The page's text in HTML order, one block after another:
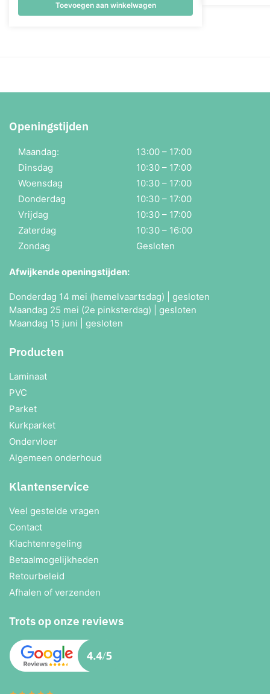
Toevoegen aan winkelwagen
Openingstijden
Maandag:
13:00 – 17:00
Dinsdag
10:30 – 17:00
Woensdag
10:30 – 17:00
Donderdag
10:30 – 17:00
Vrijdag
10:30 – 17:00
Zaterdag
10:30 – 16:00
Zondag
Gesloten
Afwijkende openingstijden:
Donderdag 14 mei (hemelvaartsdag) | gesloten
Maandag 25 mei (2e pinksterdag) | gesloten
Maandag 15 juni | gesloten
Producten
Laminaat
PVC
Parket
Kurkparket
Ondervloer
Algemeen onderhoud
Klantenservice
Veel gestelde vragen
Contact
Klachtenregeling
Betaalmogelijkheden
Retourbeleid
Afhalen of verzenden
Trots op onze reviews